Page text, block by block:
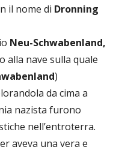
il nome di Dronning
Neu-Schwabenland,
alla nave sulla quale
)
da cima a
nazista furono
nell’entroterra.
aveva una vera e